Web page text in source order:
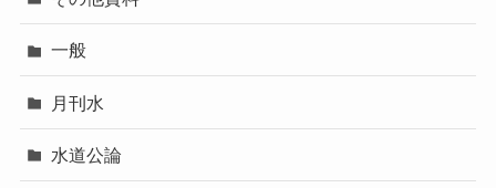
2025年7月
2025年6月
2025年5月